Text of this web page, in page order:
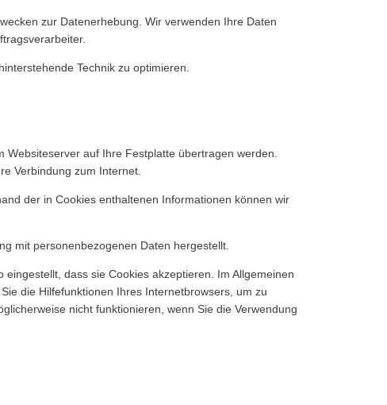
zur Datenerhebung. Wir verwenden Ihre Daten
Technik zu optimieren.
Websiteserver auf Ihre Festplatte übertragen werden.
Verbindung zum Internet.
der in Cookies enthaltenen Informationen können wir
mit personenbezogenen Daten hergestellt.
dass sie Cookies akzeptieren. Im Allgemeinen
die Hilfefunktionen Ihres Internetbrowsers, um zu
nicht funktionieren, wenn Sie die Verwendung